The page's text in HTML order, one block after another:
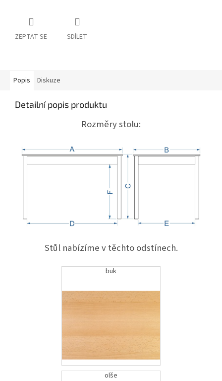
ZEPTAT SE SDÍLET
Popis Diskuze
Detailní popis produktu
Rozměry stolu:
Stůl nabízíme v těchto odstínech.
buk
olše